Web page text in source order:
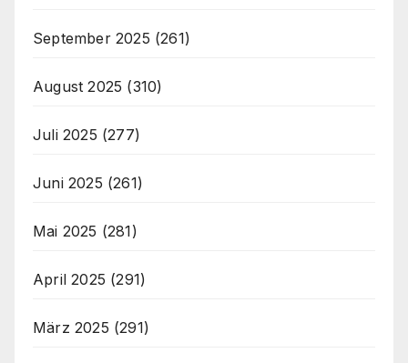
September 2025 (261)
August 2025 (310)
Juli 2025 (277)
Juni 2025 (261)
Mai 2025 (281)
April 2025 (291)
März 2025 (291)